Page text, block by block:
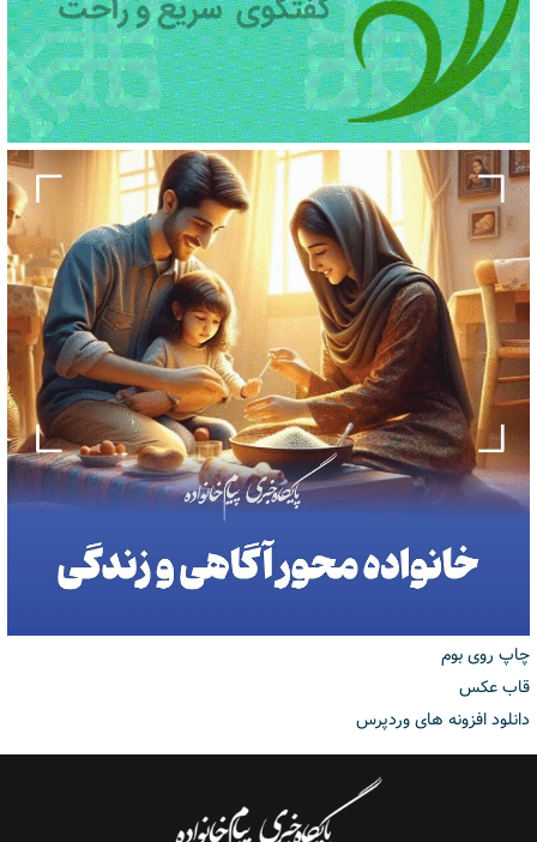
چاپ روی بوم
قاب عکس
دانلود افزونه های وردپرس